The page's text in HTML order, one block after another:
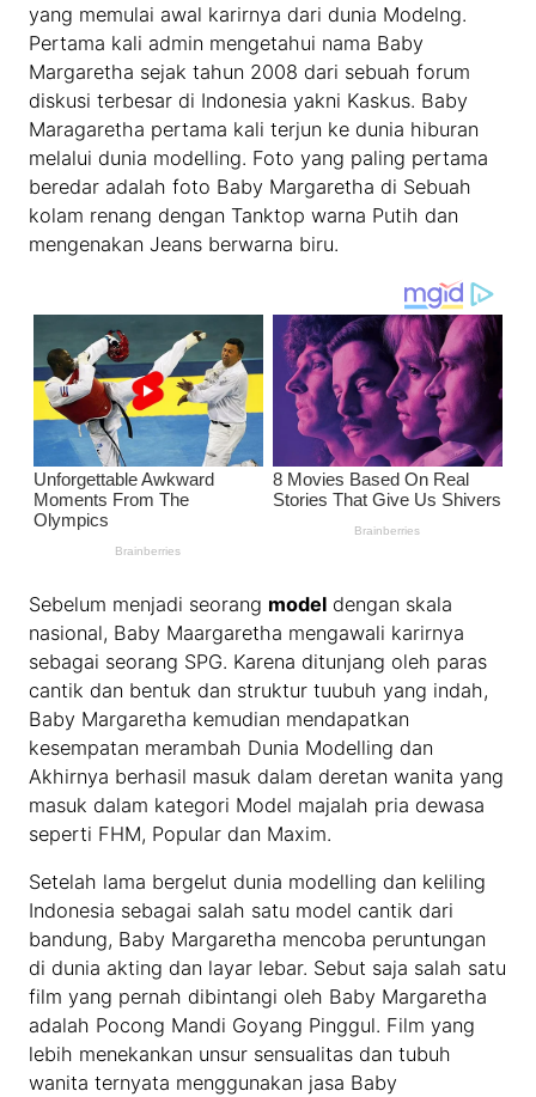
yang memulai awal karirnya dari dunia Modelng.
Pertama kali admin mengetahui nama Baby
Margaretha sejak tahun 2008 dari sebuah forum
diskusi terbesar di Indonesia yakni Kaskus. Baby
Maragaretha pertama kali terjun ke dunia hiburan
melalui dunia modelling. Foto yang paling pertama
beredar adalah foto Baby Margaretha di Sebuah
kolam renang dengan Tanktop warna Putih dan
mengenakan Jeans berwarna biru.
Sebelum menjadi seorang model dengan skala
nasional, Baby Maargaretha mengawali karirnya
sebagai seorang SPG. Karena ditunjang oleh paras
cantik dan bentuk dan struktur tuubuh yang indah,
Baby Margaretha kemudian mendapatkan
kesempatan merambah Dunia Modelling dan
Akhirnya berhasil masuk dalam deretan wanita yang
masuk dalam kategori Model majalah pria dewasa
seperti FHM, Popular dan Maxim.
Setelah lama bergelut dunia modelling dan keliling
Indonesia sebagai salah satu model cantik dari
bandung, Baby Margaretha mencoba peruntungan
di dunia akting dan layar lebar. Sebut saja salah satu
film yang pernah dibintangi oleh Baby Margaretha
adalah Pocong Mandi Goyang Pinggul. Film yang
lebih menekankan unsur sensualitas dan tubuh
wanita ternyata menggunakan jasa Baby